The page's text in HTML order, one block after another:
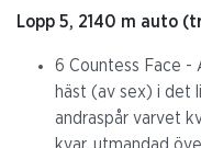
Lopp 5, 2140 m auto
6 Countess Face -
häst (av sex) i det
andraspår varvet